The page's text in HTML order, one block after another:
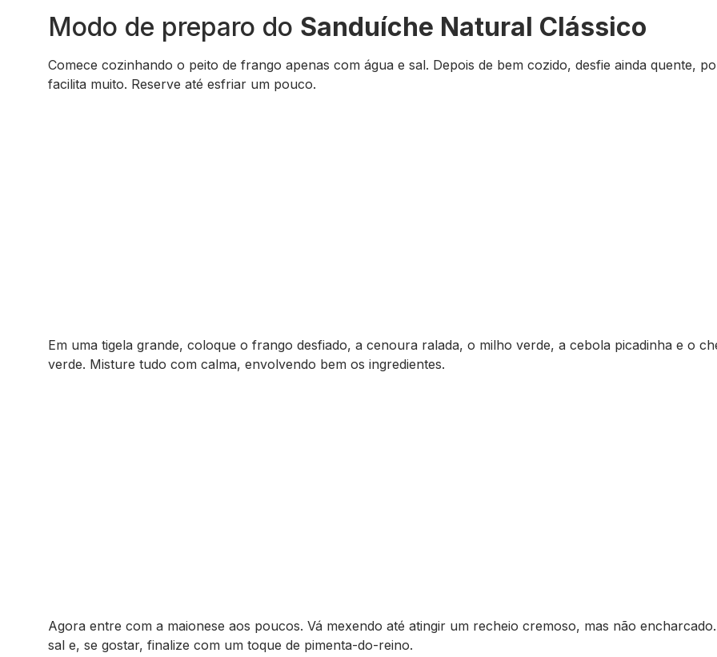
Modo de preparo do Sanduíche Natural Clássico
Comece cozinhando o peito de frango apenas com água e sal. Depois de bem cozido, desfie ainda quente,
facilita muito. Reserve até esfriar um pouco.
Em uma tigela grande, coloque o frango desfiado, a cenoura ralada, o milho verde, a cebola picadinha e o
verde. Misture tudo com calma, envolvendo bem os ingredientes.
Agora entre com a maionese aos poucos. Vá mexendo até atingir um recheio cremoso, mas não
sal e, se gostar, finalize com um toque de pimenta-do-reino.